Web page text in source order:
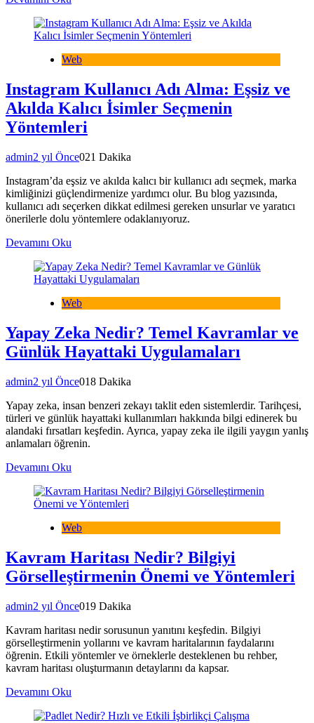
Web
Instagram Kullanıcı Adı Alma: Eşsiz ve
Akılda Kalıcı İsimler Seçmenin
Yöntemleri
admin2 yıl Önce021 Dakika
Instagram’da eşsiz ve akılda kalıcı bir kullanıcı adı seçmek, marka
kimliğinizi güçlendirmenize yardımcı olur. Bu blog yazısında,
kullanıcı adı seçerken dikkat edilmesi gereken unsurlar ve yaratıcı
önerilerle dolu yöntemlere odaklanıyoruz.
Devamını Oku
Web
Yapay Zeka Nedir? Temel Kavramlar ve
Günlük Hayattaki Uygulamaları
admin2 yıl Önce018 Dakika
Yapay zeka, insan benzeri zekayı taklit eden sistemlerdir. Tarihçesi,
türleri ve günlük hayattaki kullanımları hakkında bilgi edinerek bu
alandaki fırsatları keşfedin. Ayrıca, yapay zeka ile ilgili yaygın yanlış
anlamaları öğrenin.
Devamını Oku
Web
Kavram Haritası Nedir? Bilgiyi
Görselleştirmenin Önemi ve Yöntemleri
admin2 yıl Önce019 Dakika
Kavram haritası nedir sorusunun yanıtını keşfedin. Bilgiyi
görselleştirmenin yollarını ve kavram haritalarının faydalarını
öğrenin. Etkili yöntemler ve örneklerle desteklenen bu rehber,
kavram haritası oluşturmanın detaylarını da kapsar.
Devamını Oku